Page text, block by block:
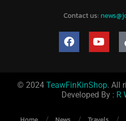
Contact us:
© 2024 TeawFinKinShop. All
Developed By : R